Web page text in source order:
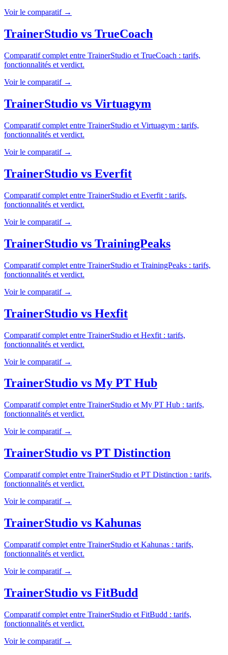
Voir le comparatif →
TrainerStudio vs TrueCoach
Comparatif complet entre TrainerStudio et TrueCoach : tarifs,
fonctionnalités et verdict.
Voir le comparatif →
TrainerStudio vs Virtuagym
Comparatif complet entre TrainerStudio et Virtuagym : tarifs,
fonctionnalités et verdict.
Voir le comparatif →
TrainerStudio vs Everfit
Comparatif complet entre TrainerStudio et Everfit : tarifs,
fonctionnalités et verdict.
Voir le comparatif →
TrainerStudio vs TrainingPeaks
Comparatif complet entre TrainerStudio et TrainingPeaks : tarifs,
fonctionnalités et verdict.
Voir le comparatif →
TrainerStudio vs Hexfit
Comparatif complet entre TrainerStudio et Hexfit : tarifs,
fonctionnalités et verdict.
Voir le comparatif →
TrainerStudio vs My PT Hub
Comparatif complet entre TrainerStudio et My PT Hub : tarifs,
fonctionnalités et verdict.
Voir le comparatif →
TrainerStudio vs PT Distinction
Comparatif complet entre TrainerStudio et PT Distinction : tarifs,
fonctionnalités et verdict.
Voir le comparatif →
TrainerStudio vs Kahunas
Comparatif complet entre TrainerStudio et Kahunas : tarifs,
fonctionnalités et verdict.
Voir le comparatif →
TrainerStudio vs FitBudd
Comparatif complet entre TrainerStudio et FitBudd : tarifs,
fonctionnalités et verdict.
Voir le comparatif →